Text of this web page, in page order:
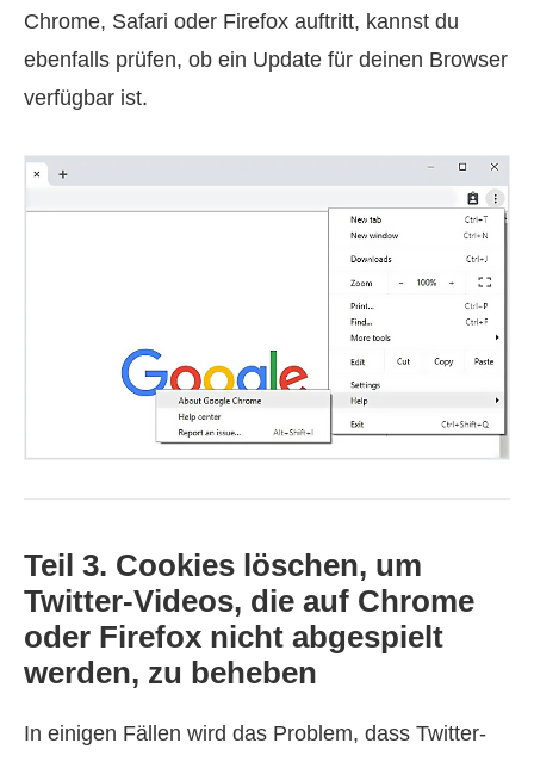
Chrome, Safari oder Firefox auftritt, kannst du
ebenfalls prüfen, ob ein Update für deinen Browser
verfügbar ist.
Teil 3. Cookies löschen, um
Twitter-Videos, die auf Chrome
oder Firefox nicht abgespielt
werden, zu beheben
In einigen Fällen wird das Problem, dass Twitter-